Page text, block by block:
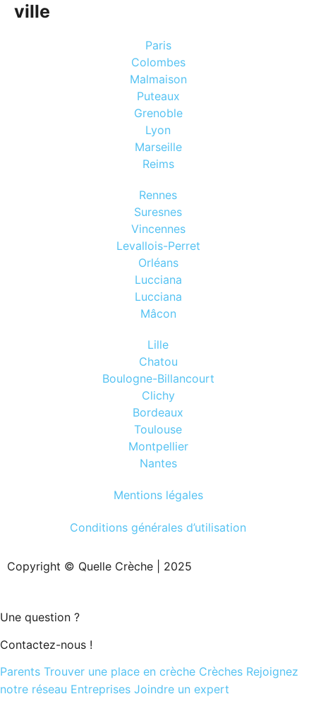
ville
Paris
Colombes
Malmaison
Puteaux
Grenoble
Lyon
Marseille
Reims
Rennes
Suresnes
Vincennes
Levallois-Perret
Orléans
Lucciana
Lucciana
Mâcon
Lille
Chatou
Boulogne-Billancourt
Clichy
Bordeaux
Toulouse
Montpellier
Nantes
Mentions légales
Conditions générales d’utilisation
Copyright © Quelle Crèche | 2025
Une question ?
Contactez-nous !
Parents Trouver une place en crèche Crèches Rejoignez
notre réseau Entreprises Joindre un expert